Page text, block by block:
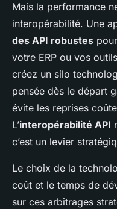
Mais la performance
interopérabilité. Une
des API robustes
votre ERP ou vos
créez un silo
pensée dès le départ
évite les reprises
L’interopérabilité API
c’est un levier
Le choix de la
coût et le temps de
sur ces arbitrages